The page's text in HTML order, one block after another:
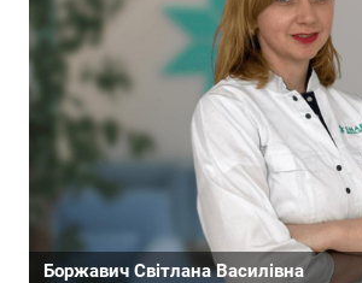
Боржавич Світлана Василівна